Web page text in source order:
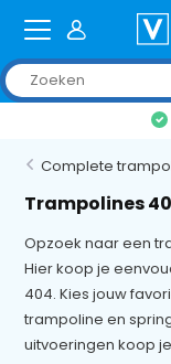
Complete
Trampolines
Opzoek naar een
Hier koop je
404. Kies jouw
trampoline en
uitvoeringen koop